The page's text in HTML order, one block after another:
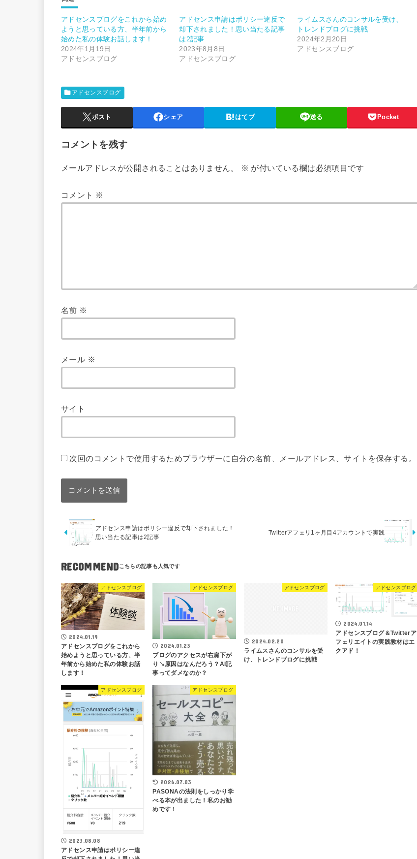
アドセンスブログをこれから始め
ようと思っている方、半年前から
始めた私の体験お話します！
2024年1月19日
アドセンスブログ
アドセンス申請はポリシー違反で
却下されました！思い当たる記事
は2記事
2023年8月8日
アドセンスブログ
ライムスさんのコンサルを受け、
トレンドブログに挑戦
2024年2月20日
アドセンスブログ
アドセンスブログ
ポスト シェア はてブ 送る Pocket
コメントを残す
メールアドレスが公開されることはありません。 ※ が付いている欄は必須項目です
コメント ※
名前 ※
メール ※
サイト
次回のコメントで使用するためブラウザーに自分の名前、メールアドレス、サイトを保存する。
アドセンス申請はポリシー違反で却下されました！
思い当たる記事は2記事
Twitterアフェリ1ヶ月目4アカウントで実践
RECOMMEND
アドセンスブログ
2024.01.19
アドセンスブログをこれから
始めようと思っている方、半
年前から始めた私の体験お話
します！
アドセンスブログ
2024.01.23
ブログのアクセスが右肩下が
り↘原因はなんだろう？AI記
事ってダメなのか？
アドセンスブログ
2024.02.20
ライムスさんのコンサルを受
け、トレンドブログに挑戦
アドセンスブログ
2024.01.14
アドセンスブログ＆Twitterア
フェリエイトの実践教材はエ
クアド！
アドセンスブログ
2023.08.08
アドセンス申請はポリシー違
アドセンスブログ
2026.07.03
PASONAの法則をしっかり学
べる本が出ました！私のお勧
めです！